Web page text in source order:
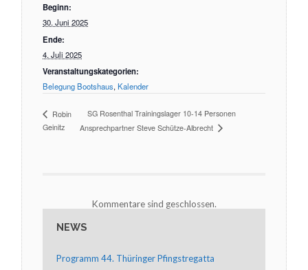
Beginn:
30. Juni 2025
Ende:
4. Juli 2025
Veranstaltungskategorien:
Belegung Bootshaus,Kalender
Robin
Geinitz
SG Rosenthal Trainingslager 10-14 Personen
Ansprechpartner Steve Schütze-Albrecht
Kommentare sind geschlossen.
NEWS
Programm 44. Thüringer Pfingstregatta